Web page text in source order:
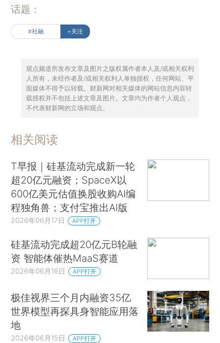
话题：
#社融 +关注
观点频道所发布文章及图片之版权属作者本人及/或相关权利
人所有，未经作者及/或相关权利人单独授权，任何网站、平
面媒体不得予以转载。财新网对相关媒体的网站信息内容转
载授权并不包括上述文章及图片。文章均为作者个人观点，
不代表财新网的立场和观点。
相关阅读
T早报｜硅基流动完成新一轮
超20亿元融资；SpaceX以
600亿美元估值换股收购AI编
程独角兽；支付宝推出AI版
2026年06月17日 APP打开
硅基流动完成超20亿元B轮融
资 智能体催热MaaS赛道
2026年06月16日 APP打开
极佳视界三个月内融资35亿
世界模型再探具身智能应用落
地
2026年06月15日 APP打开